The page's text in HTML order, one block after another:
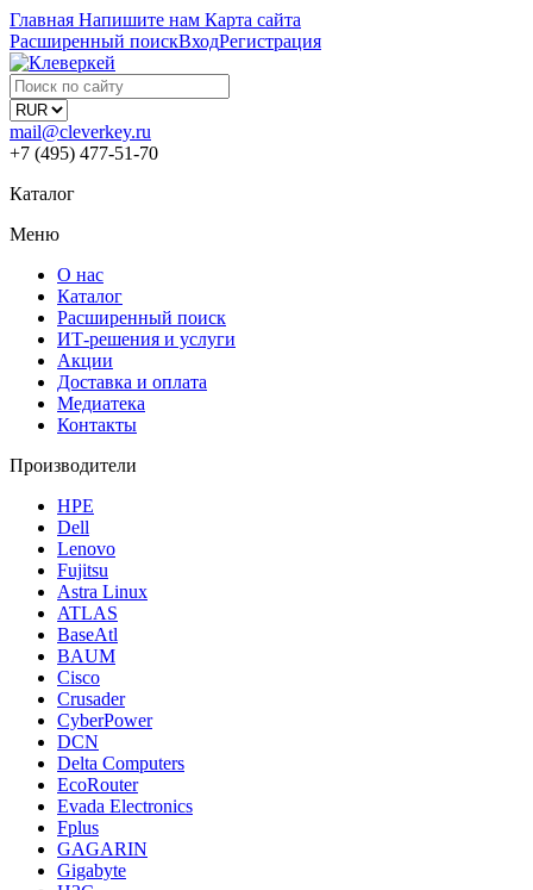
Главная Напишите нам Карта сайта
Расширенный поискВходРегистрация
mail@cleverkey.ru
+7 (495) 477-51-70
Каталог
Меню
О нас
Каталог
Расширенный поиск
ИТ-решения и услуги
Акции
Доставка и оплата
Медиатека
Контакты
Производители
HPE
Dell
Lenovo
Fujitsu
Astra Linux
ATLAS
BaseAtl
BAUM
Cisco
Crusader
CyberPower
DCN
Delta Computers
EcoRouter
Evada Electronics
Fplus
GAGARIN
Gigabyte